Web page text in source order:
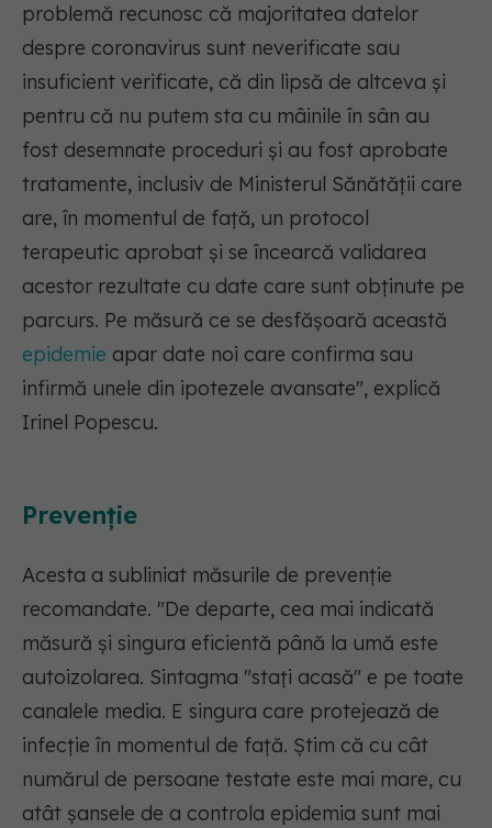
problemă recunosc că majoritatea datelor
despre coronavirus sunt neverificate sau
insuficient verificate, că din lipsă de altceva și
pentru că nu putem sta cu mâinile în sân au
fost desemnate proceduri și au fost aprobate
tratamente, inclusiv de Ministerul Sănătății care
are, în momentul de față, un protocol
terapeutic aprobat și se încearcă validarea
acestor rezultate cu date care sunt obținute pe
parcurs. Pe măsură ce se desfășoară această
epidemie apar date noi care confirma sau
infirmă unele din ipotezele avansate", explică
Irinel Popescu.
Prevenție
Acesta a subliniat măsurile de prevenție
recomandate. "De departe, cea mai indicată
măsură și singura eficientă până la umă este
autoizolarea. Sintagma "stați acasă" e pe toate
canalele media. E singura care protejează de
infecție în momentul de față. Știm că cu cât
numărul de persoane testate este mai mare, cu
atât șansele de a controla epidemia sunt mai